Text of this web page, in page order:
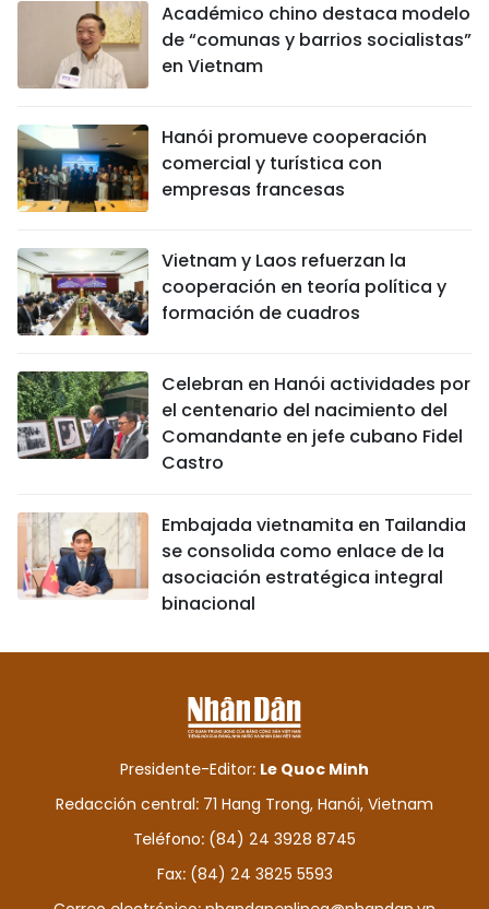
Académico chino destaca modelo
de “comunas y barrios socialistas”
en Vietnam
Hanói promueve cooperación
comercial y turística con
empresas francesas
Vietnam y Laos refuerzan la
cooperación en teoría política y
formación de cuadros
Celebran en Hanói actividades por
el centenario del nacimiento del
Comandante en jefe cubano Fidel
Castro
Embajada vietnamita en Tailandia
se consolida como enlace de la
asociación estratégica integral
binacional
Presidente-Editor: Le Quoc Minh
Redacción central: 71 Hang Trong, Hanói, Vietnam
Teléfono: (84) 24 3928 8745
Fax: (84) 24 3825 5593